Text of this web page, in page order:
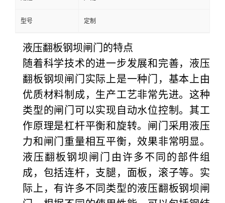
型号 定制
液压翻板钢坝闸门的特点
随着科学技术的进一步发展和完善，液压
翻板钢坝闸门实际上是一种门，基本上由
优质材料制成，生产工艺非常先进。这种
类型的闸门可以实现自动水位控制。其工
作原理是杠杆平衡和旋转。闸门采用液压
力和闸门重量相互平衡，效果非常明显。
液压翻板钢坝闸门由许多不同的部件组
成，包括连杆，支腿，面板，滚子等。实
际上，有许多不同类型的液压翻板钢坝闸